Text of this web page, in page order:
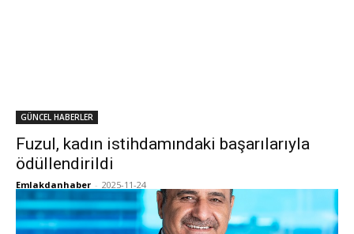
GÜNCEL HABERLER
Fuzul, kadın istihdamındaki başarılarıyla
ödüllendirildi
Emlakdanhaber - 2025-11-24